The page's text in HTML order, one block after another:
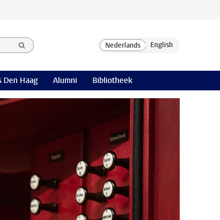
Den Haag Alumni Bibliotheek